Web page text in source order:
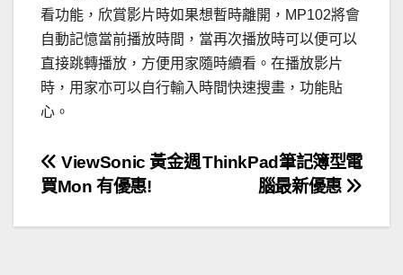
看功能，欣賞影片時如果想暫時離開，MP102將會
自動記憶當前播放時間，當再次播放時可以便可以
直接跳轉播放，方便用家隨時續看。在播放影片
時，用家亦可以自行輸入時間快速搜畫，功能貼
心。
文
章
ThinkPad筆記簿型電
腦最新優惠
ViewSonic 黃金週
買Mon 有優惠!